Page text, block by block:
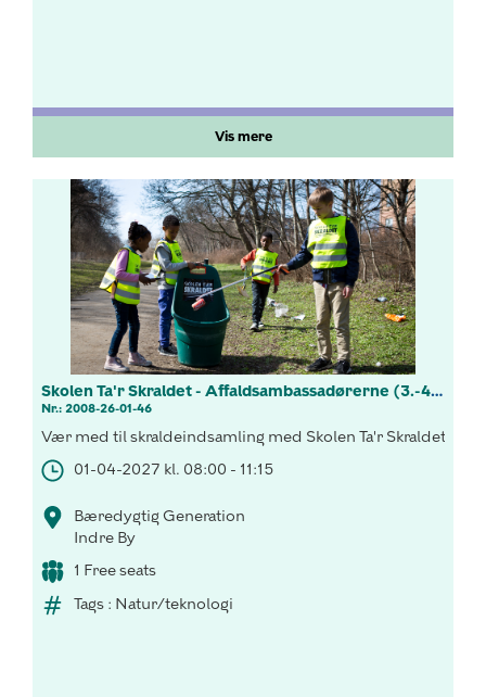
Vis mere
Skolen Ta'r Skraldet - Affaldsambassadørerne (3.-4. kl.)
Nr.: 2008-26-01-46
Vær med til skraldeindsamling med Skolen Ta'r Skraldets!
01-04-2027 kl. 08:00 - 11:15
Bæredygtig Generation
Indre By
1 Free seats
Tags : Natur/teknologi